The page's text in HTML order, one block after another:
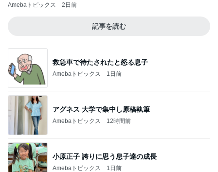
Amebaトピックス 2日前
記事を読む
救急車で待たされたと怒る息子
Amebaトピックス 1日前
アグネス 大学で集中し原稿執筆
Amebaトピックス 12時間前
小原正子 誇りに思う息子達の成長
Amebaトピックス 1日前